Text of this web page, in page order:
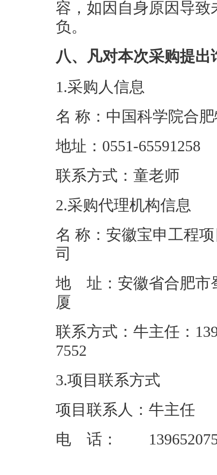
容，如因自身原因导
负。
八、凡对本次采购提
1.采购人信息
名 称：中国科学
地址：0551-
联系方式：
2.采购代理机构信息
名 称：安徽宝申工程
地 址：安徽省合肥市
联系方式：牛主任：
3.项目联系方式
项目联系人：牛主任
电 话：